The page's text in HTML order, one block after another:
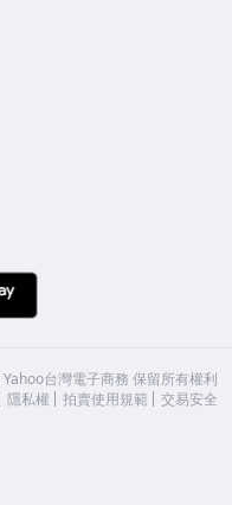
Yahoo台灣電子商務 保留所有權利
隱私權 拍賣使用規範 交易安全